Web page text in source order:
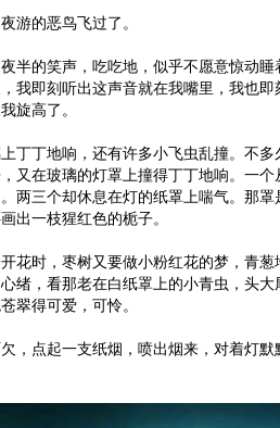
的恶鸟飞过了。
的笑声，吃吃地，似乎不愿意惊动睡
我即刻听出这声音就在我嘴里，我也
旋高了。
丁地响，还有许多小飞虫乱撞。不多
又在玻璃的灯罩上撞得丁丁地响。一
两三个却休息在灯的纸罩上喘气。那
出一枝猩红色的栀子。
时，枣树又要做小粉红花的梦，青葱
绪，看那老在白纸罩上的小青虫，头
翠得可爱，可怜。
点起一支纸烟，喷出烟来，对着灯默